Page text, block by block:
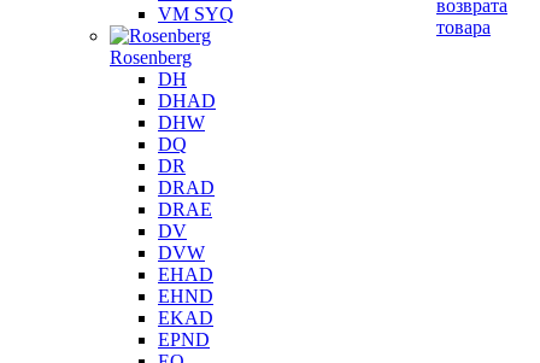
VM SYQ
Rosenberg
DH
DHAD
DHW
DQ
DR
DRAD
DRAE
DV
DVW
EHAD
EHND
EKAD
EPND
возврата
товара